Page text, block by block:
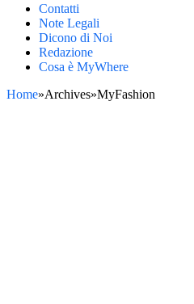
Contatti
Note Legali
Dicono di Noi
Redazione
Cosa è MyWhere
Home»Archives»MyFashion